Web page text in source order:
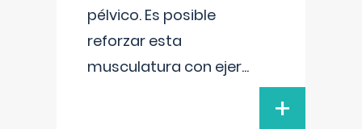
pélvico. Es posible
reforzar esta
musculatura con ejer...
+